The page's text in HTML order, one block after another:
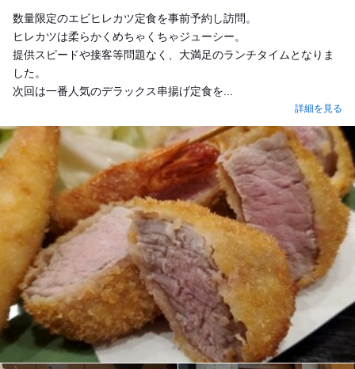
数量限定のエビヒレカツ定食を事前予約し訪問。
ヒレカツは柔らかくめちゃくちゃジューシー。
提供スピードや接客等問題なく、大満足のランチタイムとなりま
した。
次回は一番人気のデラックス串揚げ定食を...
詳細を見る